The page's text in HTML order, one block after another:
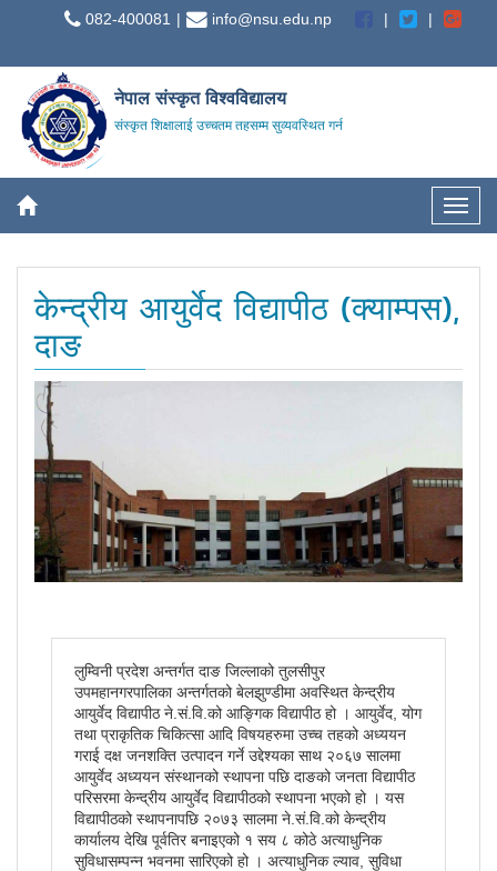
082-400081 info@nsu.edu.np
नेपाल संस्कृत विश्वविद्यालय
संस्कृत शिक्षालाई उच्चतम तहसम्म सुव्यवस्थित गर्न
केन्द्रीय आयुर्वेद विद्यापीठ (क्याम्पस),
दाङ
लुम्विनी प्रदेश अन्तर्गत दाङ जिल्लाको तुलसीपुर
उपमहानगरपालिका अन्तर्गतको बेलझुण्डीमा अवस्थित केन्द्रीय
आयुर्वेद विद्यापीठ ने.सं.वि.को आङ्गिक विद्यापीठ हो । आयुर्वेद, योग
तथा प्राकृतिक चिकित्सा आदि विषयहरुमा उच्च तहको अध्ययन
गराई दक्ष जनशक्ति उत्पादन गर्ने उद्देश्यका साथ २०६७ सालमा
आयुर्वेद अध्ययन संस्थानको स्थापना पछि दाङको जनता विद्यापीठ
परिसरमा केन्द्रीय आयुर्वेद विद्यापीठको स्थापना भएको हो । यस
विद्यापीठको स्थापनापछि २०७३ सालमा ने.सं.वि.को केन्द्रीय
कार्यालय देखि पूर्वतिर बनाइएको १ सय ८ कोठे अत्याधुनिक
सुविधासम्पन्न भवनमा सारिएको हो । अत्याधुनिक ल्याव, सुविधा